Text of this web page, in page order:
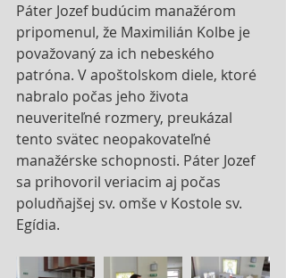
Páter Jozef budúcim manažérom
pripomenul, že Maximilián Kolbe je
považovaný za ich nebeského
patróna. V apoštolskom diele, ktoré
nabralo počas jeho života
neuveriteľné rozmery, preukázal
tento svätec neopakovateľné
manažérske schopnosti. Páter Jozef
sa prihovoril veriacim aj počas
poludňajšej sv. omše v Kostole sv.
Egídia.